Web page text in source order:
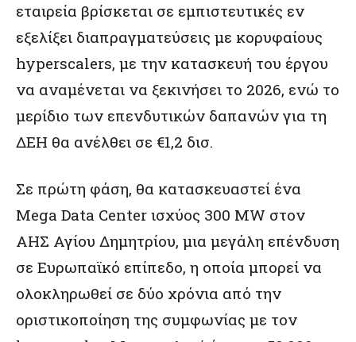
εταιρεία βρίσκεται σε εμπιστευτικές εν
εξελίξει διαπραγματεύσεις με κορυφαίους
hyperscalers, με την κατασκευή του έργου
να αναμένεται να ξεκινήσει το 2026, ενώ το
μερίδιο των επενδυτικών δαπανών για τη
ΔΕΗ θα ανέλθει σε €1,2 δισ.
Σε πρώτη φάση, θα κατασκευαστεί ένα
Mega Data Center ισχύος 300 MW στον
ΑΗΣ Αγίου Δημητρίου, μια μεγάλη επένδυση
σε Ευρωπαϊκό επίπεδο, η οποία μπορεί να
ολοκληρωθεί σε δύο χρόνια από την
οριστικοποίηση της συμφωνίας με τον